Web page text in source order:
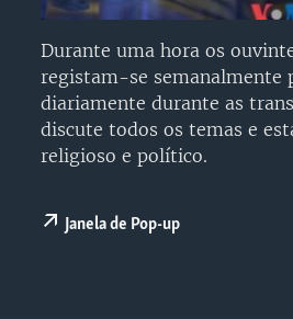
Durante uma hora os
registam-se semanalmente
diariamente durante as
discute todos os temas e
religioso e político.
Janela de Pop-up